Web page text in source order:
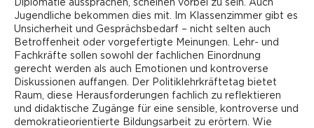
Jugendliche bekommen dies mit. Im Klassenzimmer gibt es
Unsicherheit und Gesprächsbedarf – nicht selten auch
Betroffenheit oder vorgefertigte Meinungen. Lehr- und
Fachkräfte sollen sowohl der fachlichen Einordnung
gerecht werden als auch Emotionen und kontroverse
Diskussionen auffangen. Der Politiklehrkräftetag bietet
Raum, diese Herausforderungen fachlich zu reflektieren
und didaktische Zugänge für eine sensible, kontroverse und
demokratieorientierte Bildungsarbeit zu erörtern. Wie